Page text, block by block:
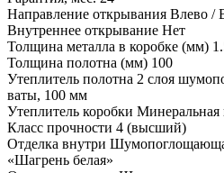
Направление открывания Влево /
Внутреннее открывание Нет
Толщина металла в коробке (мм)
Толщина полотна (мм) 100
Утеплитель полотна 2 слоя
ваты, 100 мм
Утеплитель коробки Минеральная
Класс прочности 4 (высший)
Отделка внутри
«Шагрень белая»